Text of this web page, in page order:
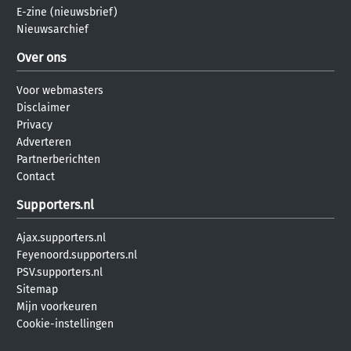
E-zine (nieuwsbrief)
Nieuwsarchief
Over ons
Voor webmasters
Disclaimer
Privacy
Adverteren
Partnerberichten
Contact
Supporters.nl
Ajax.supporters.nl
Feyenoord.supporters.nl
PSV.supporters.nl
Sitemap
Mijn voorkeuren
Cookie-instellingen